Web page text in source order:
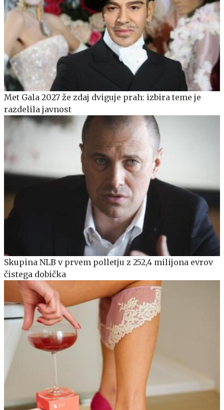
Met Gala 2027 že zdaj dviguje prah: izbira teme je
razdelila javnost
Skupina NLB v prvem polletju z 252,4 milijona evrov
čistega dobička